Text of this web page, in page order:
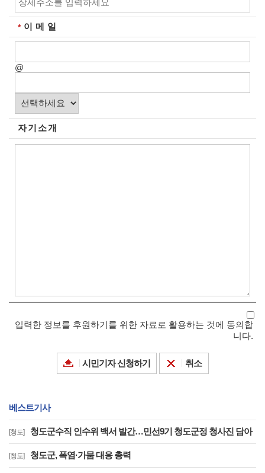
필수입력
이 메 일
@
자 기 소 개
입력한 정보를 후원하기를 위한 자료로 활용하는 것에 동의합
니다.
시민기자 신청하기 취소
베스트기사
[청도] 청도군수직 인수위 백서 발간…민선9기 청도군정 청사진 담아
[청도] 청도군, 폭염·가뭄 대응 총력